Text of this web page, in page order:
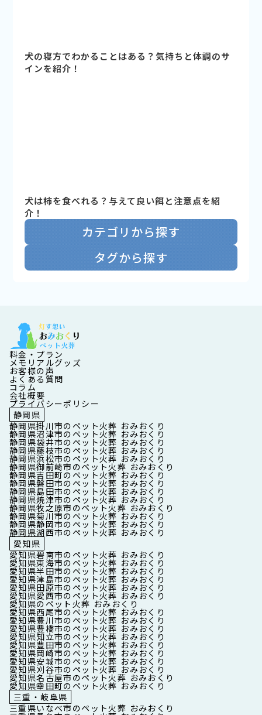
犬の寝方でわかることはある？気持ちと体調のサ
インを紹介！
犬は柿を食べれる？与えて良い餌と注意点を紹
介！
カテゴリから探す
タグから探す
料金・プラン
メモリアルグッズ
お客様の声
よくある質問
コラム
会社概要
プライバシーポリシー
静岡県
静岡県掛川市のペット火葬 おみおくり
静岡県沼津市のペット火葬 おみおくり
静岡県袋井市のペット火葬 おみおくり
静岡県藤枝市のペット火葬 おみおくり
静岡県浜松市のペット火葬 おみおくり
静岡県御前崎市のペット火葬 おみおくり
静岡県吉田町のペット火葬 おみおくり
静岡県磐田市のペット火葬 おみおくり
静岡県島田市のペット火葬 おみおくり
静岡県焼津市のペット火葬 おみおくり
静岡県牧之原市のペット火葬 おみおくり
静岡県菊川市のペット火葬 おみおくり
静岡県静岡市のペット火葬 おみおくり
静岡県湖西市のペット火葬 おみおくり
愛知県
愛知県碧南市のペット火葬 おみおくり
愛知県東海市のペット火葬 おみおくり
愛知県半田市のペット火葬 おみおくり
愛知県津島市のペット火葬 おみおくり
愛知県田原市のペット火葬 おみおくり
愛知県愛西市のペット火葬 おみおくり
愛知県のペット火葬 おみおくり
愛知県西尾市のペット火葬 おみおくり
愛知県豊川市のペット火葬 おみおくり
愛知県豊橋市のペット火葬 おみおくり
愛知県知立市のペット火葬 おみおくり
愛知県豊田市のペット火葬 おみおくり
愛知県岡崎市のペット火葬 おみおくり
愛知県安城市のペット火葬 おみおくり
愛知県刈谷市のペット火葬 おみおくり
愛知県名古屋市のペット火葬 おみおくり
愛知県幸田町のペット火葬 おみおくり
三重・岐阜県
三重県いなべ市のペット火葬 おみおくり